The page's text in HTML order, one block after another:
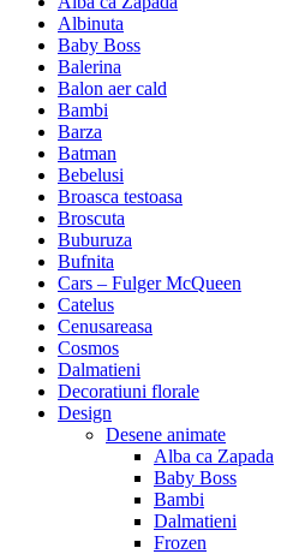
Albinuta
Baby Boss
Balerina
Balon aer cald
Bambi
Barza
Batman
Bebelusi
Broasca testoasa
Broscuta
Buburuza
Bufnita
Cars – Fulger McQueen
Catelus
Cenusareasa
Cosmos
Dalmatieni
Decoratiuni florale
Design
Desene animate
Alba ca Zapada
Baby Boss
Bambi
Dalmatieni
Frozen